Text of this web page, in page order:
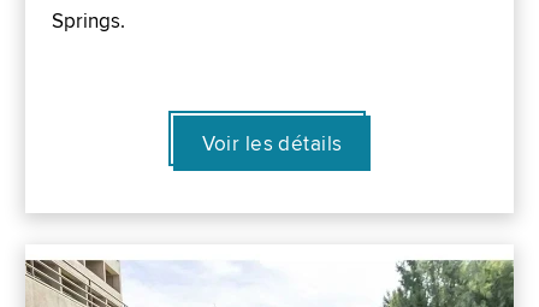
Springs.
Voir les détails